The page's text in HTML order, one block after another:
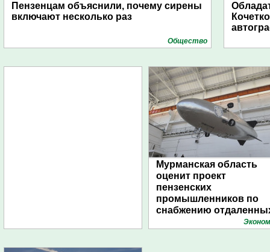
Пензенцам объяснили, почему сирены
включают несколько раз
Общество
Мурманская область
оценит проект
пензенских
промышленников по
снабжению
поселений с помощью